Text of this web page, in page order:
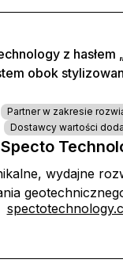
Partner w zakresie
Dostawcy wartości
Specto
wydajne